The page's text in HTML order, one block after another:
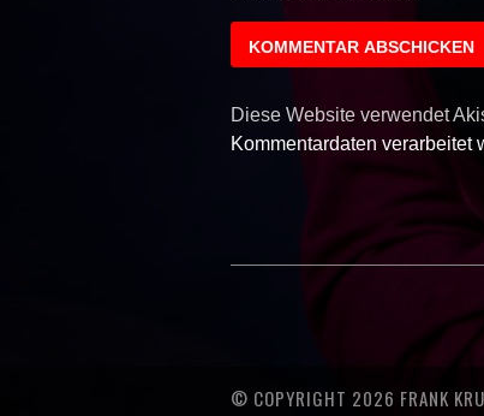
Diese Website verwendet
Kommentardaten verarbeitet
© COPYRIGHT 2026 FRANK